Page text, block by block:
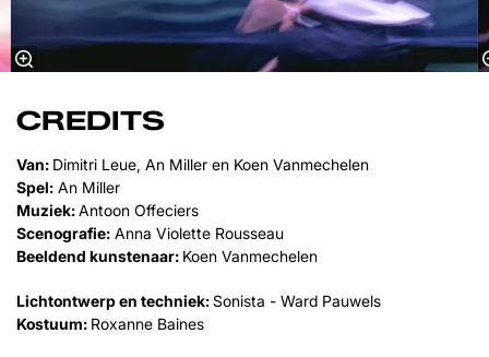
CREDITS
Van: Dimitri Leue, An Miller en Koen Vanmechelen
Spel: An Miller
Muziek:Antoon Offeciers
Scenografie: Anna Violette Rousseau
Beeldend kunstenaar: Koen Vanmechelen
Lichtontwerp en techniek:Sonista - Ward Pauwels
Kostuum: Roxanne Baines